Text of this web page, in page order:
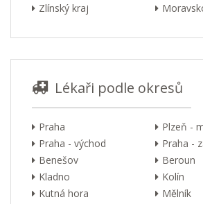
Zlínský kraj
Lékaři podle okresů
Praha
Plzeň -
Praha - východ
Praha -
Benešov
Beroun
Kladno
Kolín
Kutná hora
Mělník